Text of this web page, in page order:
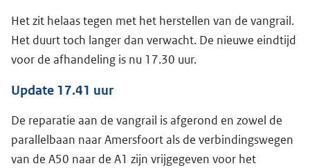
Het zit helaas tegen met het herstellen van de vangrail.
Het duurt toch langer dan verwacht. De nieuwe eindtijd
voor de afhandeling is nu 17.30 uur.
Update 17.41 uur
De reparatie aan de vangrail is afgerond en zowel de
parallelbaan naar Amersfoort als de verbindingswegen
van de A50 naar de A1 zijn vrijgegeven voor het